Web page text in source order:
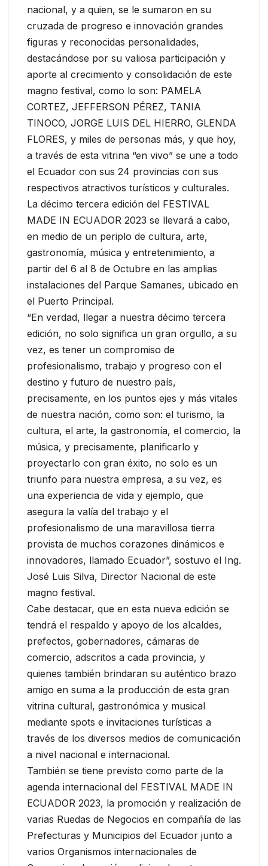
nacional, y a quien, se le sumaron en su
cruzada de progreso e innovación grandes
figuras y reconocidas personalidades,
destacándose por su valiosa participación y
aporte al crecimiento y consolidación de este
magno festival, como lo son: PAMELA
CORTEZ, JEFFERSON PÉREZ, TANIA
TINOCO, JORGE LUIS DEL HIERRO, GLENDA
FLORES, y miles de personas más, y que hoy,
a través de esta vitrina “en vivo” se une a todo
el Ecuador con sus 24 provincias con sus
respectivos atractivos turísticos y culturales.
La décimo tercera edición del FESTIVAL
MADE IN ECUADOR 2023 se llevará a cabo,
en medio de un periplo de cultura, arte,
gastronomía, música y entretenimiento, a
partir del 6 al 8 de Octubre en las amplias
instalaciones del Parque Samanes, ubicado en
el Puerto Principal.
“En verdad, llegar a nuestra décimo tercera
edición, no solo significa un gran orgullo, a su
vez, es tener un compromiso de
profesionalismo, trabajo y progreso con el
destino y futuro de nuestro país,
precisamente, en los puntos ejes y más vitales
de nuestra nación, como son: el turismo, la
cultura, el arte, la gastronomía, el comercio, la
música, y precisamente, planificarlo y
proyectarlo con gran éxito, no solo es un
triunfo para nuestra empresa, a su vez, es
una experiencia de vida y ejemplo, que
asegura la valía del trabajo y el
profesionalismo de una maravillosa tierra
provista de muchos corazones dinámicos e
innovadores, llamado Ecuador”, sostuvo el Ing.
José Luis Silva, Director Nacional de este
magno festival.
Cabe destacar, que en esta nueva edición se
tendrá el respaldo y apoyo de los alcaldes,
prefectos, gobernadores, cámaras de
comercio, adscritos a cada provincia, y
quienes también brindaran su auténtico brazo
amigo en suma a la producción de esta gran
vitrina cultural, gastronómica y musical
mediante spots e invitaciones turísticas a
través de los diversos medios de comunicación
a nivel nacional e internacional.
También se tiene previsto como parte de la
agenda internacional del FESTIVAL MADE IN
ECUADOR 2023, la promoción y realización de
varias Ruedas de Negocios en compañía de las
Prefecturas y Municipios del Ecuador junto a
varios Organismos internacionales de